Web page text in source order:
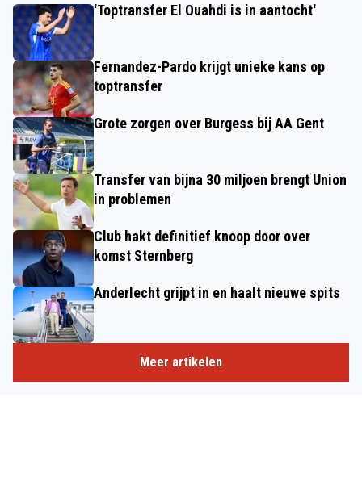
'Toptransfer El Ouahdi is in aantocht'
Fernandez-Pardo krijgt unieke kans op
toptransfer
Grote zorgen over Burgess bij AA Gent
Transfer van bijna 30 miljoen brengt Union
in problemen
Club hakt definitief knoop door over
komst Sternberg
Anderlecht grijpt in en haalt nieuwe spits
Meer artikelen